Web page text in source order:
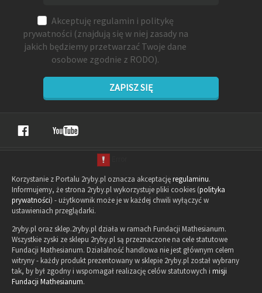
Akceptuję regulamin i politykę
prywatności (znajdują się w niej zasady na
jakich będziemy przetwarzać Twoje dane
osobowe zgodnie z RODO).
ZAPISZ SIĘ
Korzystanie z Portalu 2ryby.pl oznacza akceptacjęregulaminu.
Informujemy, że strona 2ryby.pl wykorzystuje pliki cookies (polityka
prywatności) - użytkownik może je w każdej chwili wyłączyć w
ustawieniach przeglądarki.
2ryby.pl oraz sklep.2ryby.pl działa w ramach Fundacji Mathesianum.
Wszystkie zyski ze sklepu 2ryby.pl są przeznaczone na cele statutowe
Fundacji Mathesianum. Działalność handlowa nie jest głównym celem
witryny - każdy produkt prezentowany w sklepie 2ryby.pl został wybrany
tak, by był zgodny i wspomagał realizację celów statutowych i misji
Fundacji Mathesianum.